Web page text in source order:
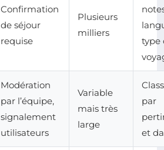
Confirmation
de séjour
requise
Plusieurs
milliers
type
Modération
par l’équipe,
signalement
utilisateurs
Variable
mais très
large
par
et